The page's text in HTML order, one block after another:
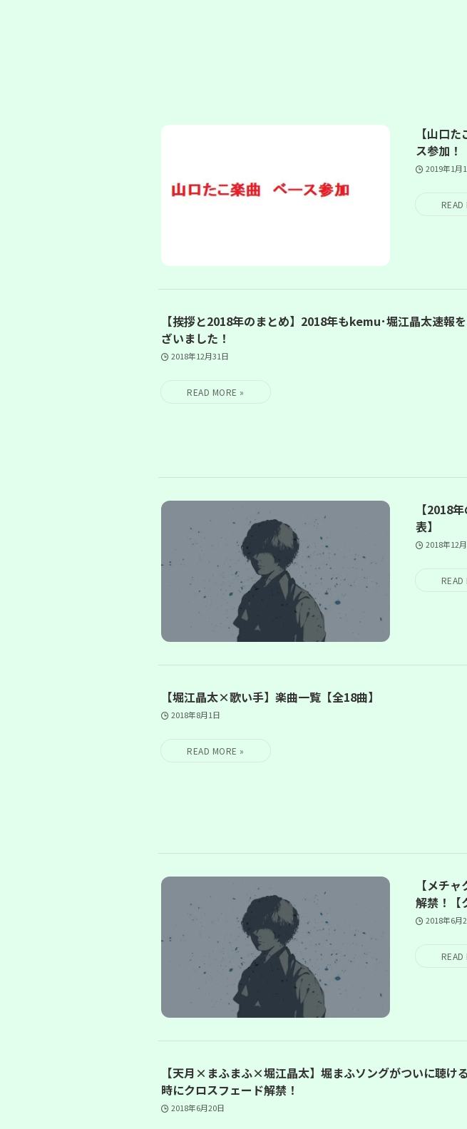
【山口
ス参加！
2019年1月
【挨拶と2018年のまとめ】2018年もkemu･堀江晶太速報
ざいました！
2018年12月31日
【2018
表】
2018年12
【堀江晶太×歌い手】楽曲一覧【全18曲】
2018年8月1日
【メチ
解禁！【
2018年6月
【天月×まふまふ×堀江晶太】堀まふソングがついに聴け
時にクロスフェード解禁！
2018年6月20日